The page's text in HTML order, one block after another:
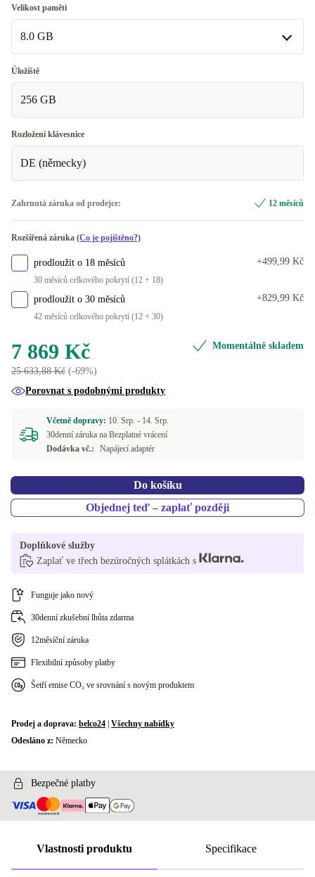
Dobrý
Velmi dobrý +240 Kč
Vynikající
Velikost paměti
8.0 GB
8.0 GB
16.0 GB
Úložiště
256 GB
Rozložení klávesnice
DE (německy)
Zahrnutá záruka od prodejce: 12 měsíců
Rozšířená záruka (Co je pojištěno?)
prodloužit o 18 měsíců
30 měsíců celkového pokrytí (12 + 18)
+499,99 Kč
prodloužit o 30 měsíců
42 měsíců celkového pokrytí (12 + 30)
+829,99 Kč
7 869 Kč
25 633,88 Kč (-69%)
Momentálně skladem
Porovnat s podobnými produkty
Včetně dopravy: 10. Srp. - 14. Srp.
30denní záruka na Bezplatné vrácení
Dodávka vč.:
Napájecí adaptér
Do košíku
Objednej teď – zaplať později
Doplňkové služby
Zaplať ve třech bezúročných splátkách s
Funguje jako nový
30denní zkušební lhůta zdarma
12měsíční záruka
Flexibilní způsoby platby
Šetří emise CO₂ ve srovnání s novým produktem
Prodej a doprava: belco24 Všechny nabídky
Odesláno z: Německo
Bezpečné platby
Vlastnosti produktu Specifikace